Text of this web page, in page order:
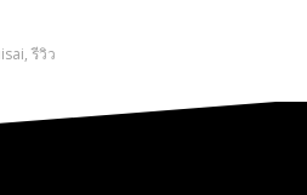
, รีวิว